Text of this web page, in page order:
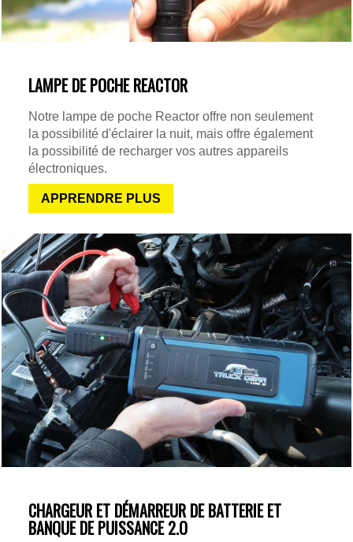
LAMPE DE POCHE REACTOR
Notre lampe de poche Reactor offre non seulement
la possibilité d'éclairer la nuit, mais offre également
la possibilité de recharger vos autres appareils
électroniques.
APPRENDRE PLUS
CHARGEUR ET DÉMARREUR DE BATTERIE ET
BANQUE DE PUISSANCE 2.O